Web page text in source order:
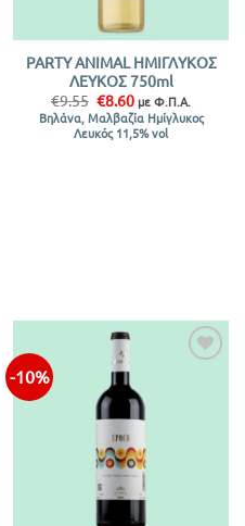
PARTY ANIMAL ΗΜΙΓΛΥΚΟΣ
ΛΕΥΚΟΣ 750ml
€9.55 Original
price
was:
€9.55.
€8.60Η
τρέχουσα
τιμή
είναι:
με Φ.Π.Α.
Βηλάνα, Μαλβαζία Ημίγλυκος
Λευκός 11,5% vol
-10%